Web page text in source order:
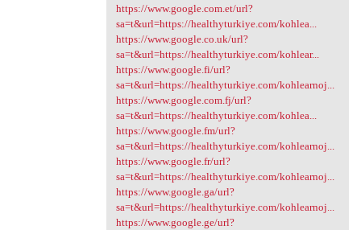
https://www.google.com.et/url?
sa=t&url=https://healthyturkiye.com/kohlea...
https://www.google.co.uk/url?
sa=t&url=https://healthyturkiye.com/kohlear...
https://www.google.fi/url?
sa=t&url=https://healthyturkiye.com/kohlearnoj...
https://www.google.com.fj/url?
sa=t&url=https://healthyturkiye.com/kohlea...
https://www.google.fm/url?
sa=t&url=https://healthyturkiye.com/kohlearnoj...
https://www.google.fr/url?
sa=t&url=https://healthyturkiye.com/kohlearnoj...
https://www.google.ga/url?
sa=t&url=https://healthyturkiye.com/kohlearnoj...
https://www.google.ge/url?